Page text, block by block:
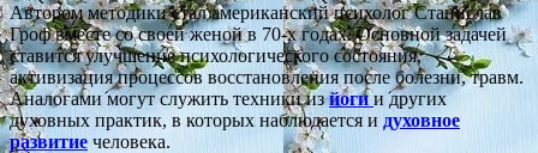
Автором методики стал американский психолог Станислав
Гроф вместе со своей женой в 70-х годах. Основной задачей
ставится улучшение психологического состояния,
активизация процессов восстановления после болезни, травм.
Аналогами могут служить техники изйоги и других
духовных практик, в которых наблюдается и духовное
развитие человека.